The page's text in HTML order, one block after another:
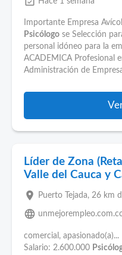
Importante Empresa
Psicólogo se Selección
personal idóneo para la
ACADEMICA Profesional
Administración de
Líder de Zona
Valle del Cauca y
place Puerto Tejada, 26 km
language
comercial,
Salario: 2.600.000